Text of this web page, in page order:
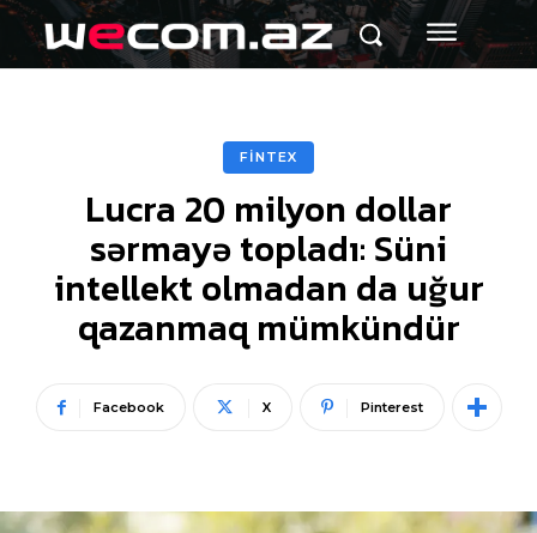
FİNTEX
Lucra 20 milyon dollar
sərmayə topladı: Süni
intellekt olmadan da uğur
qazanmaq mümkündür
Facebook X Pinterest